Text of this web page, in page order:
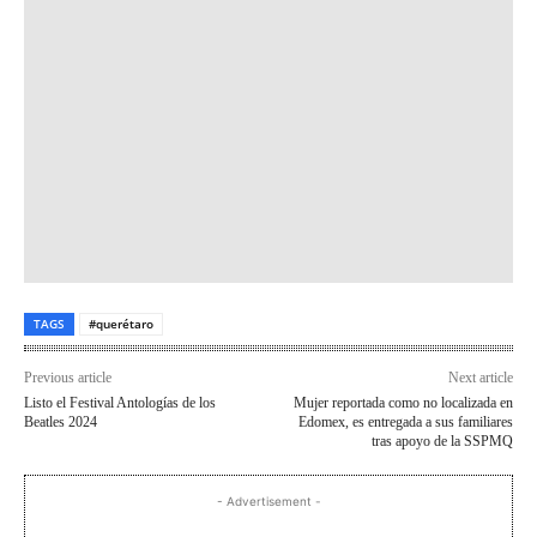
TAGS #querétaro
Previous article
Listo el Festival Antologías de los
Beatles 2024
Next article
Mujer reportada como no localizada en
Edomex, es entregada a sus familiares
tras apoyo de la SSPMQ
- Advertisement -